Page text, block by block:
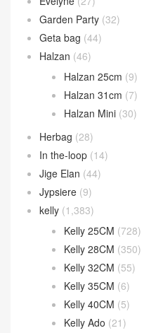
Bolide(224)
Bolide 1923 Mini
Bolide 25cm
bolide 27cm(74)
Bolide 31cm(4)
Calvi 卡包(38)
Chaine d’Ancre
Constance (895)
Constance 19CM
Constance 24CM
Constance 26CM
Constance Wallet
Evelyne(27)
Garden Party(32)
Geta bag(44)
Halzan(46)
Halzan 25cm (9)